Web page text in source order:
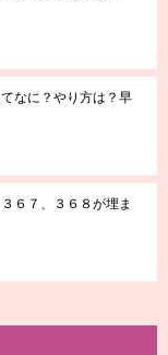
なに？やり方は？早
６７、３６８が埋ま